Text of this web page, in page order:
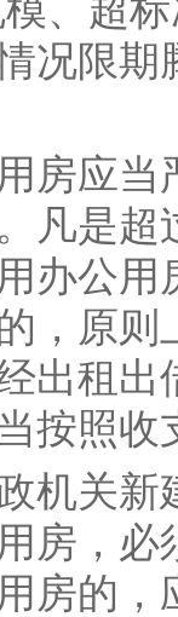
、超
况限
应当
凡是
办公
，原
出租
按照收
关新
房，
房的